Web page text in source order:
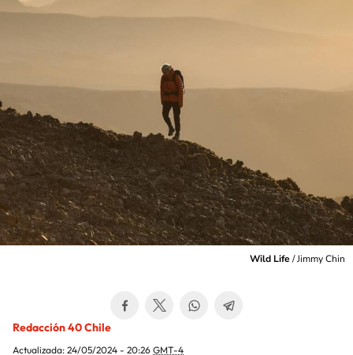
Wild Life /Jimmy Chin
Redacción 40 Chile
Actualizada: 24/05/2024 - 20:26 GMT-4